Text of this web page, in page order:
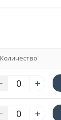
Количество